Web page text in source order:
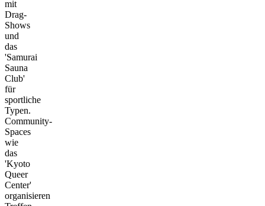
mit
Drag-
Shows
und
das
'Samurai
Sauna
Club'
für
sportliche
Typen.
Community-
Spaces
wie
das
'Kyoto
Queer
Center'
organisieren